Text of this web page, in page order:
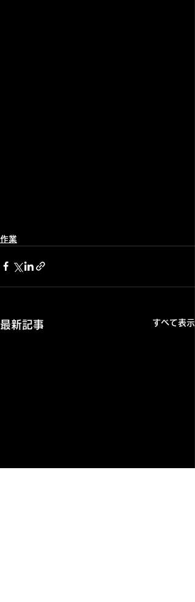
作業
最新記事 すべて表示